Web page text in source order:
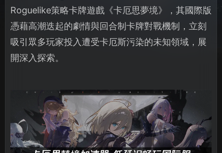
Roguelike策略卡牌遊戲《卡厄思夢境》，其國際版
憑藉高潮迭起的劇情與回合制卡牌對戰機制，立刻
吸引眾多玩家投入遭受卡厄斯污染的未知領域，展
開深入探索。